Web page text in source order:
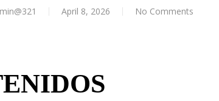
April 8, 2026 No Comments